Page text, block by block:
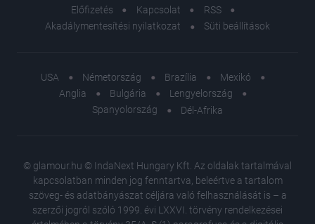
Előfizetés
Kapcsolat
RSS
Akadálymentesítési nyilatkozat
Süti beállítások
USA Németország Brazília
Mexikó
Anglia
Bulgária
Lengyelország
Spanyolország
Dél-Afrika
© glamour.hu © IndaNext Hungary Kft. Az oldalak tartalmával
kapcsolatban minden jog fenntartva, beleértve a tartalom
szöveg- és adatbányászat céljára való felhasználását is – a
szerzői jogról szóló 1999. évi LXXVI. törvény rendelkezései